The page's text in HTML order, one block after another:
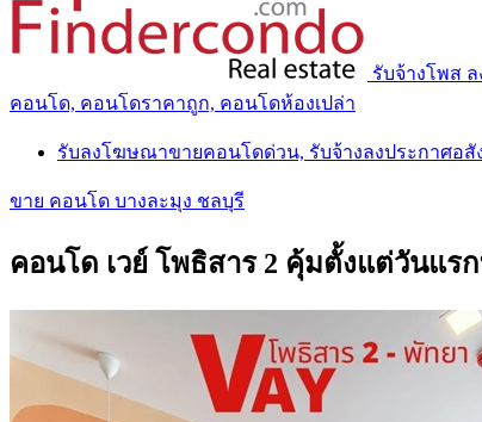
รับจ้างโพส
คอนโด, คอนโดราคาถูก, คอนโดห้องเปล่า
รับลงโฆษณาขายคอนโดด่วน, รับจ้างลงประกาศอ
ขาย คอนโด บางละมุง ชลบุรี
คอนโด เวย์ โพธิสาร 2 คุ้มตั้งแต่วันแร